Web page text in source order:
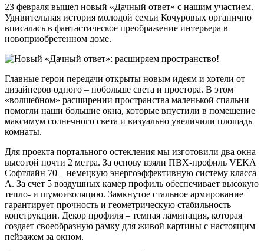
23 февраля вышел новый «Дачный ответ» с нашим участием.
Удивительная история молодой семьи Кочуровых органично
вписалась в фантастическое преображение интерьера в
новоприобретенном доме.
Главные герои передачи открыты новым идеям и хотели от
дизайнеров одного – побольше света и простора. В этом
«волшебном» расширении пространства маленькой спальни
помогли наши большие окна, которые впустили в помещение
максимум солнечного света и визуально увеличили площадь
комнаты.
Для проекта портального остекления мы изготовили два окна
высотой почти 2 метра. За основу взяли ПВХ-профиль VEKA
Софтлайн 70 – немецкую энергоэффективную систему класса
А. За счет 5 воздушных камер профиль обеспечивает высокую
тепло- и шумоизоляцию. Замкнутое стальное армирование
гарантирует прочность и геометрическую стабильность
конструкции. Декор профиля – темная ламинация, которая
создает своеобразную рамку для живой картины с настоящим
пейзажем за окном.